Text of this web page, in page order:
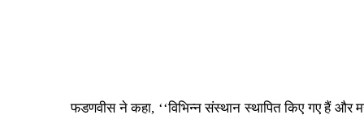
फडणवीस ने कहा, ‘‘विभिन्न संस्थान स्थापित किए गए हैं और